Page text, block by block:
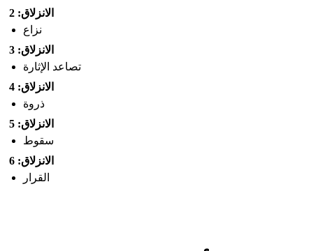
الانزلاق: 2
نزاع
الانزلاق: 3
تصاعد الإثارة
الانزلاق: 4
ذروة
الانزلاق: 5
سقوط
الانزلاق: 6
القرار